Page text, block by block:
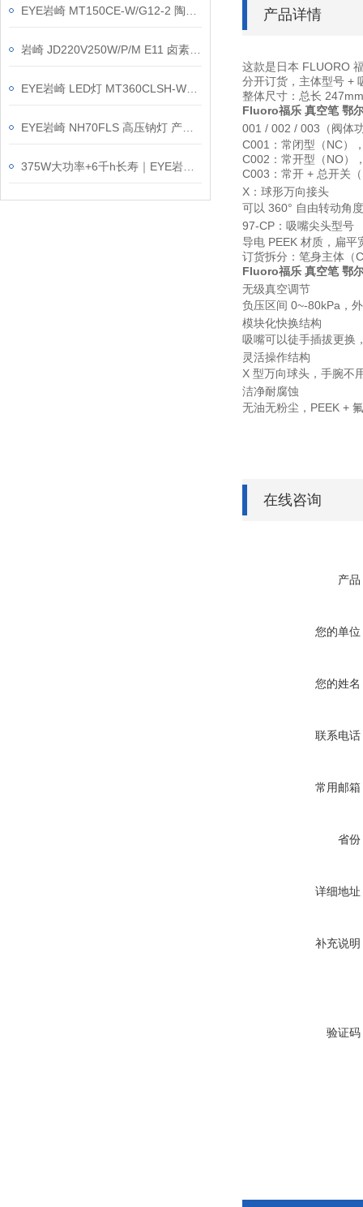
产品详情
这款是日本 FLUORO
分开订货，主体型号 +
整体尺寸：总长
Fluoro福乐 真空笔 鄂
001 / 002 / 003（阀体
C001：常闭型（NC）
C002：常开型（NO）
C003：常开 + 总开关
X：球形万向接头
可以 360° 自由转动角
97-CP：吸嘴尖头型号
导电 PEEK 材质，扁平
订货拆分：笔身主体（
Fluoro福乐 真空笔 鄂
无级真空调节
负压区间 0~-80kPa，
模块化快换结构
吸嘴可以徒手插拔更换
灵活操作结构
X 型万向球头，手腕不
洁净耐腐蚀
无油无粉尘，PEEK +
在线咨询
产品
您的单位
您的姓名
联系电话
常用邮箱
省份
详细地址
补充说明
验证码